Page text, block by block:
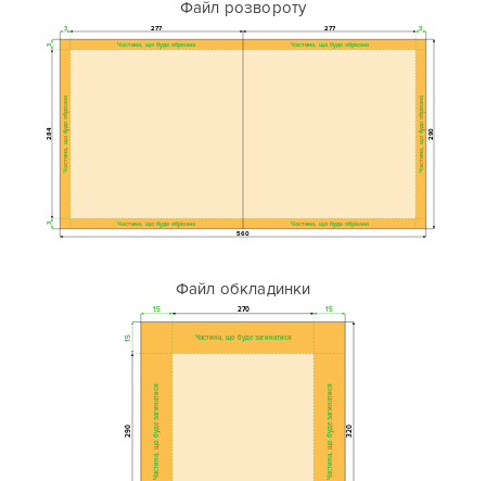
Файл розвороту
560
290
3
284
3
Частина, що буде обрізана Частина, що буде обрізана
3 3
277
Частина, що буде обрізана
Частина, що буде обрізана
277
Частина, що буде обрізана
Частина, що буде обрізана
Файл обкладинки
320
15
290 Частина, що буде загинатися Частина, що буде загинатися
15 15
270
Частина, що буде загинатися